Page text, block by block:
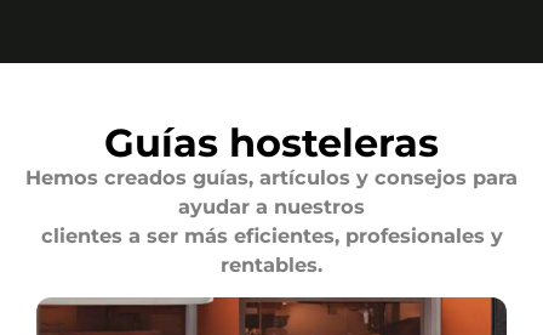
Guías hosteleras
Hemos creados guías, artículos y consejos para
ayudar a nuestros
clientes a ser más eficientes, profesionales y
rentables.